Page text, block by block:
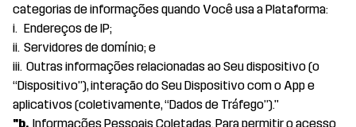
categorias de informações quando Você usa a Plataforma:
i. Endereços de IP;
ii. Servidores de domínio; e
iii. Outras informações relacionadas ao Seu dispositivo (o
“Dispositivo”), interação do Seu Dispositivo com o App e
aplicativos (coletivamente, “Dados de Tráfego”)."
"b. Informações Pessoais Coletadas. Para permitir o acesso